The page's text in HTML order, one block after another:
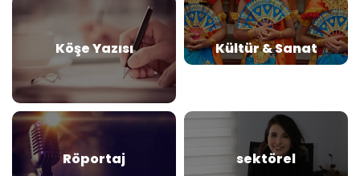
Köşe Yazısı Kültür & Sanat
Röportaj sektörel